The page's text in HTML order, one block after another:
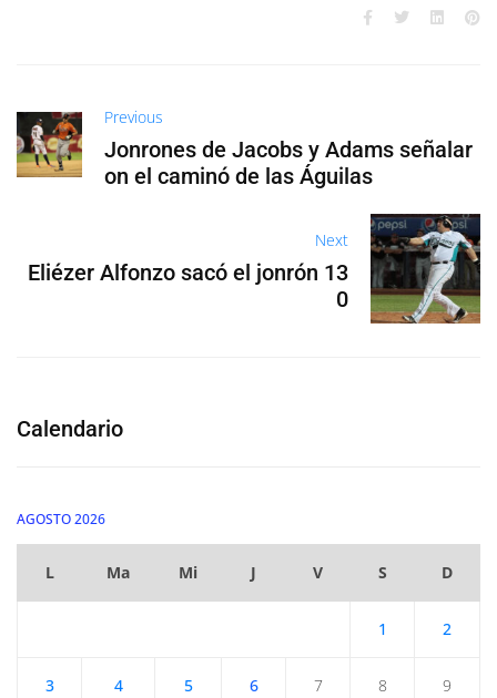
Previous
Jonrones de Jacobs y Adams señalar
on el caminó de las Águilas
Next
Eliézer Alfonzo sacó el jonrón 13
0
Calendario
AGOSTO 2026
L Ma Mi J V S D
1 2
3 4 5 6 7 8 9